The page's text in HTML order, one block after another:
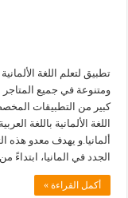
تطبيق لتعلم اللغة
ومتنوعة في جميع المتاجر
كبير من التطبيقات
اللغة الألمانية باللغة
ألمانيا.و يهدف معدو هذه
الجدد في المانيا، ابتداءً
أكمل القراءة »